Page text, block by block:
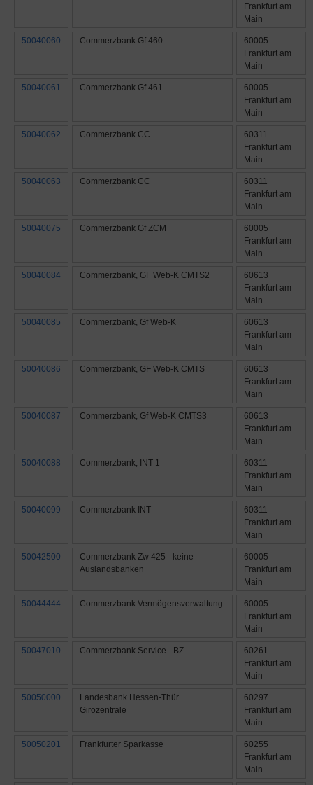
Frankfurt am
Main
50040060 Commerzbank Gf 460
60005
Frankfurt am
Main
50040061 Commerzbank Gf 461
60005
Frankfurt am
Main
50040062 Commerzbank CC
60311
Frankfurt am
Main
50040063 Commerzbank CC
60311
Frankfurt am
Main
50040075 Commerzbank Gf ZCM
60005
Frankfurt am
Main
50040084 Commerzbank, GF Web-K CMTS2
60613
Frankfurt am
Main
50040085 Commerzbank, Gf Web-K
60613
Frankfurt am
Main
50040086 Commerzbank, GF Web-K CMTS
60613
Frankfurt am
Main
50040087 Commerzbank, Gf Web-K CMTS3
60613
Frankfurt am
Main
50040088 Commerzbank, INT 1
60311
Frankfurt am
Main
50040099 Commerzbank INT
60311
Frankfurt am
Main
50042500
Commerzbank Zw 425 - keine
Auslandsbanken
60005
Frankfurt am
Main
50044444 Commerzbank Vermögensverwaltung
60005
Frankfurt am
Main
50047010 Commerzbank Service - BZ
60261
Frankfurt am
Main
50050000
Landesbank Hessen-Thür
Girozentrale
60297
Frankfurt am
Main
50050201 Frankfurter Sparkasse
60255
Frankfurt am
Main